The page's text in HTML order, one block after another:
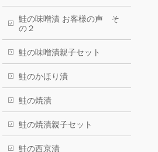
鮭の味噌漬 お客様の声 そ
の２
鮭の味噌漬親子セット
鮭のかほり漬
鮭の焼漬
鮭の焼漬親子セット
鮭の西京漬